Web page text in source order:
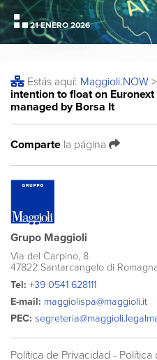
21 ENERO 2026
Estás aquí: Maggioli.NOW >
intention to float on
managed by Borsa It
Comparte la página
Grupo Maggioli
Via del Carpino, 8
47822 Santarcangelo di
Tel: +39 0541 628111
E-mail: maggiolispa@maggioli.it
PEC:
Política de Privacidad - Política